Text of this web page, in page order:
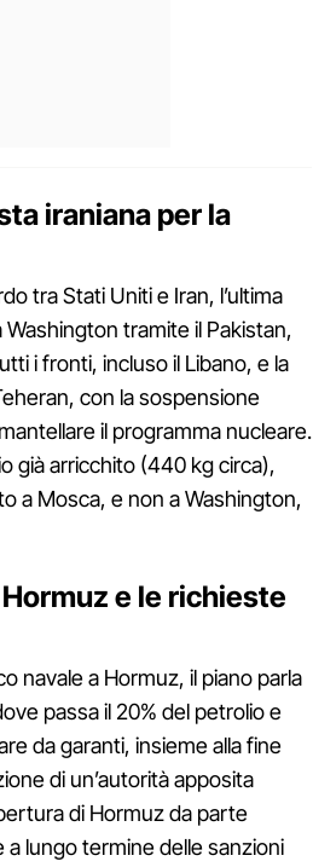
iraniana per la
tra Stati Uniti e Iran, l’ultima
Washington tramite il Pakistan,
i fronti, incluso il Libano, e la
con la sospensione
il programma nucleare.
già arricchito (440 kg circa),
a Mosca, e non a Washington,
e le richieste
navale a Hormuz, il piano parla
passa il 20% del petrolio e
da garanti, insieme alla fine
di un’autorità apposita
di Hormuz da parte
lungo termine delle sanzioni